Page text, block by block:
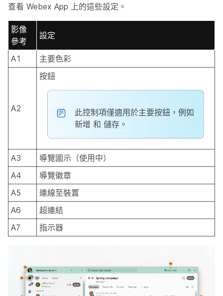
查看 Webex App 上的這些設定。
影像
參考
設定
A1 主要色彩
A2
按鈕
此控制項僅適用於主要按鈕，例如
新增 和 儲存 。
A3
導覽圖示（使用中）
A4
導覽徽章
A5
連線至裝置
A6
超連結
A7
指示器